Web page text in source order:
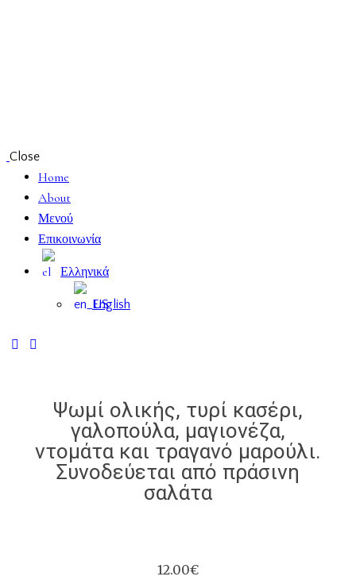
Close
Home
About
Μενού
Επικοινωνία
Ελληνικά
English
Ψωμί ολικής, τυρί κασέρι,
γαλοπούλα, μαγιονέζα,
ντομάτα και τραγανό μαρούλι.
Συνοδεύεται από πράσινη
σαλάτα
12.00€